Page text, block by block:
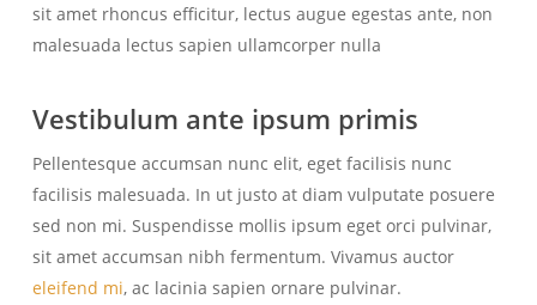
sit amet rhoncus efficitur, lectus augue egestas ante, non
malesuada lectus sapien ullamcorper nulla
Vestibulum ante ipsum primis
Pellentesque accumsan nunc elit, eget facilisis nunc
facilisis malesuada. In ut justo at diam vulputate posuere
sed non mi. Suspendisse mollis ipsum eget orci pulvinar,
sit amet accumsan nibh fermentum. Vivamus auctor
eleifend mi, ac lacinia sapien ornare pulvinar.